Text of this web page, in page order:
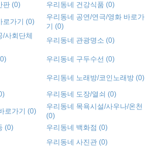
판 (0)
우리동네 건강식품 (0)
로가기 (0)
우리동네 공연/연극/영화 바로가
기 (0)
사회단체
우리동네 관광명소 (0)
우리동네 구두수선 (0)
우리동네 노래방/코인노래방 (0)
우리동네 도장/열쇠 (0)
로가기 (0)
우리동네 목욕시설/사우나/온천
(0)
(0)
우리동네 백화점 (0)
우리동네 사진관 (0)